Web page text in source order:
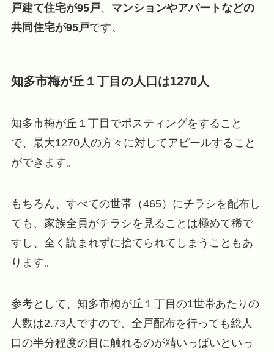
戸建て住宅が95戸、 マンションやアパートなどの
共同住宅が95戸です。
知多市梅が丘１丁目の人口は1270人
知多市梅が丘１丁目でポスティングをすること
で、最大1270人の方々に対してアピールすること
ができます。
もちろん、すべての世帯（465）にチラシを配布し
ても、家族全員がチラシを見ることは極めて稀で
すし、全く読まれずに捨てられてしまうこともあ
ります。
参考として、知多市梅が丘１丁目の1世帯あたりの
人数は2.73人ですので、全戸配布を行っても総人
口の半分程度の目に触れるのが精いっぱいといっ